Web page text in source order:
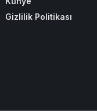
Gizlilik Politikası